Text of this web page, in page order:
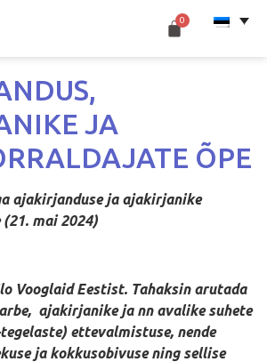
JA
ÕPE
ajakirjanduse ja ajakirjanike
mai 2024)
Vooglaid Eestist. Tahaksin arutada
ajakirjanike ja nn avalike suhete
ettevalmistuse, nende
ja kokkusobivuse ning sellise